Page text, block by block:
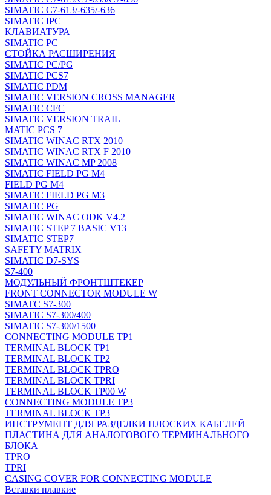
SIMATIC C7-613/-635/-636
SIMATIC IPC
КЛАВИАТУРА
SIMATIC PC
СТОЙКА РАСШИРЕНИЯ
SIMATIC PC/PG
SIMATIC PCS7
SIMATIC PDM
SIMATIC VERSION CROSS MANAGER
SIMATIC CFC
SIMATIC VERSION TRAIL
MATIC PCS 7
SIMATIC WINAC RTX 2010
SIMATIC WINAC RTX F 2010
SIMATIC WINAC MP 2008
SIMATIC FIELD PG M4
FIELD PG M4
SIMATIC FIELD PG M3
SIMATIC PG
SIMATIC WINAC ODK V4.2
SIMATIC STEP 7 BASIC V13
SIMATIC STEP7
SAFETY MATRIX
SIMATIC D7-SYS
S7-400
МОДУЛЬНЫЙ ФРОНТШТЕКЕР
FRONT CONNECTOR MODULE W
SIMATC S7-300
SIMATIC S7-300/400
SIMATIC S7-300/1500
CONNECTING MODULE TP1
TERMINAL BLOCK TP1
TERMINAL BLOCK TP2
TERMINAL BLOCK TPRO
TERMINAL BLOCK TPRI
TERMINAL BLOCK TP00 W
CONNECTING MODULE TP3
TERMINAL BLOCK TP3
ИНСТРУМЕНТ ДЛЯ РАЗДЕЛКИ ПЛОСКИХ КАБЕЛЕЙ
ПЛАСТИНА ДЛЯ АНАЛОГОВОГО ТЕРМИНАЛЬНОГО
БЛОКА
TPRO
TPRI
CASING COVER FOR CONNECTING MODULE
Вставки плавкие